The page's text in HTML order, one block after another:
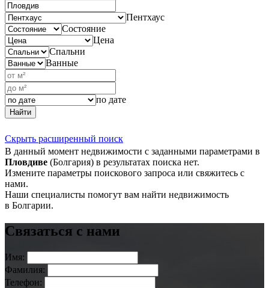
Пентхаус
Состояние
Цена
Спальни
Ванные
по дате
Найти
Скрыть расширенный поиск
В данный момент недвижимости с заданными параметрами в
Пловдиве (Болгария) в результатах поиска нет.
Измените параметры поискового запроса или свяжитесь с
нами.
Наши специалисты помогут вам найти недвижимость
в Болгарии.
Связаться с нами
Имя:
Фамилия:
Телефон: